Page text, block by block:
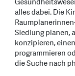
alles dabei. Die
Siedlung planen,
konzipieren,
programmieren
die Suche nach